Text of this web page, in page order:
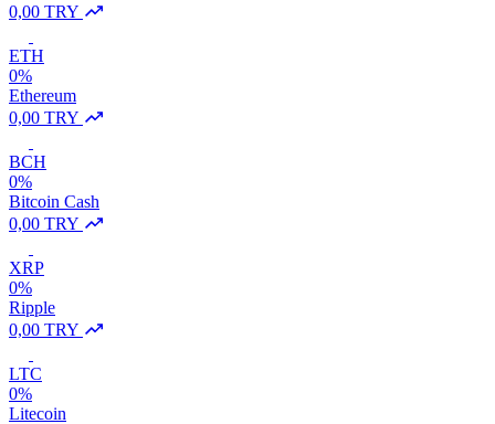
0,00 TRY
ETH
0%
Ethereum
0,00 TRY
BCH
0%
Bitcoin Cash
0,00 TRY
XRP
0%
Ripple
0,00 TRY
LTC
0%
Litecoin